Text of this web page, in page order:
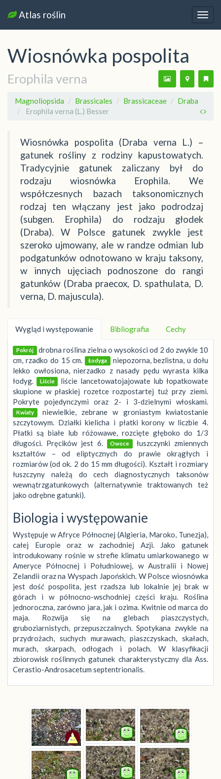
Atlas roślin
Wiosnówka pospolita
Erophila verna
Magnoliopsida Brassicales Brassicaceae
Draba
Erophila verna (L.) Besser
Wiosnówka pospolita (Draba verna L.) –
gatunek rośliny z rodziny kapustowatych.
Tradycyjnie gatunek zaliczany był do
rodzaju wiosnówka Erophila. We
współczesnych bazach taksonomicznych
rodzaj ten włączany jest jako podrodzaj
(subgen. Erophila) do rodzaju głodek
(Draba). W Polsce gatunek zwykle jest
szeroko ujmowany, ale w randze odmian lub
podgatunków odnotowano w kraju taksony,
w innych ujęciach podnoszone do rangi
gatunków (Draba praecox, D. spathulata, D.
verna, D. majuscula).
Wygląd i występowanie Bibliografia Cechy
Pokrój drobna roślina zielna o wysokości od 2 do zwykle 10
cm, rzadko do 15 cm. Łodyga niepozorna, bezlistna, u dołu
lekko owłosiona, nierzadko z nasady pędu wyrasta kilka
łodyg.
Liście
liście lancetowatojajowate lub łopatkowate
skupione w płaskiej rozetce rozpostartej tuż przy ziemi.
Pokryte pojedynczymi oraz 2- i 3-dzielnymi włoskami.
Kwiaty niewielkie, zebrane w groniastym kwiatostanie
szczytowym. Działki kielicha i płatki korony w liczbie 4.
Płatki są białe lub różowawe, rozcięte głęboko do 1/3
długości. Pręcików jest 6.
Owoce
łuszczynki zmiennych
kształtów – od eliptycznych do prawie okrągłych i
rozmiarów (od ok. 2 do 15 mm długości). Kształt i rozmiary
łuszczyny należą do cech diagnostycznych taksonów
wewnątrzgatunkowych (alternatywnie traktowanych też
jako odrębne gatunki).
Biologia i występowanie
Występuje w Afryce Północnej (Algieria, Maroko, Tunezja),
całej Europie oraz w zachodniej Azji. Jako gatunek
introdukowany rośnie w strefie klimatu umiarkowanego w
Ameryce Północnej i Południowej, w Australii i Nowej
Zelandii oraz na Wyspach Japońskich. W Polsce wiosnówka
jest dość pospolita, jest rzadsza lub lokalnie jej brak w
górach i w północno-wschodniej części kraju. Roślina
jednoroczna, zarówno jara, jak i ozima. Kwitnie od marca do
maja. Rozwija się na glebach piaszczystych,
gruboziarnistych, przepuszczalnych. Spotykana zwykle na
przydrożach, suchych murawach, piaszczyskach, skałach,
murach, skarpach, odłogach i polach. W klasyfikacji
zbiorowisk roślinnych gatunek charakterystyczny dla Ass.
Cerastio-Androsacetum septentrionalis.